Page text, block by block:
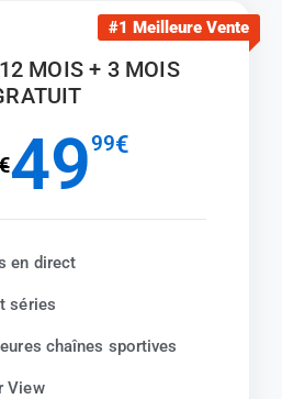
MOIS + 3 MOIS
4999€
en direct
séries
chaînes sportives
View
#1 Meilleure Vente